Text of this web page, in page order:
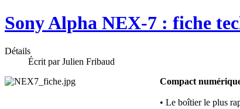
Sony Alpha NEX-7 : fiche
Détails
Écrit par Julien Fribaud
Compact
• Le boîtier le plus